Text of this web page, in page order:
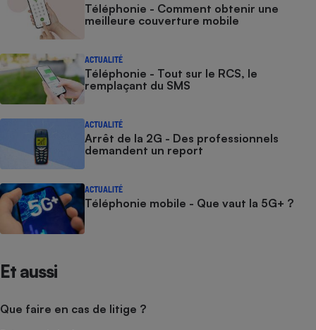
Téléphonie - Comment obtenir une
meilleure couverture mobile
ACTUALITÉ
Téléphonie - Tout sur le RCS, le
remplaçant du SMS
ACTUALITÉ
Arrêt de la 2G - Des professionnels
demandent un report
ACTUALITÉ
Téléphonie mobile - Que vaut la 5G+ ?
Et aussi
Que faire en cas de litige ?